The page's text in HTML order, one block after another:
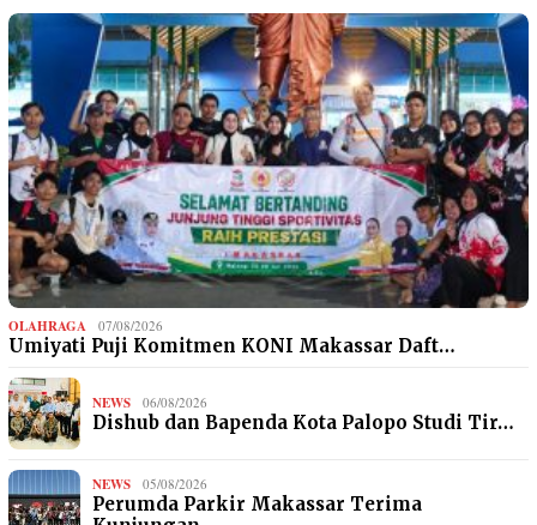
OLAHRAGA 07/08/2026
Umiyati Puji Komitmen KONI Makassar Daft…
NEWS 06/08/2026
Dishub dan Bapenda Kota Palopo Studi Tir…
NEWS 05/08/2026
Perumda Parkir Makassar Terima